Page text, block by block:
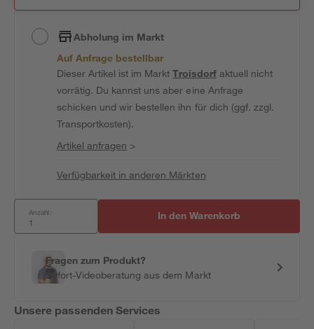
Abholung im Markt
Auf Anfrage bestellbar
Dieser Artikel ist im MarktTroisdorfaktuell nicht
vorrätig. Du kannst uns aber eine Anfrage
schicken und wir bestellen ihn für dich (ggf. zzgl.
Transportkosten).
Artikel anfragen >
Verfügbarkeit in anderen Märkten
Anzahl: In den Warenkorb
Fragen zum Produkt?
Sofort-Videoberatung aus dem Markt
Unsere passenden Services